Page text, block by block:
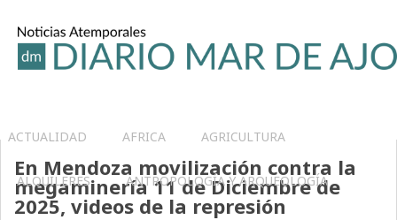
ACTUALIDAD AFRICA AGRICULTURA
ALQUILERES ANTROPOLOGÍA Y ARQUEOLOGÍA
En Mendoza movilización contra la
megaminería 11 de Diciembre de
2025, videos de la represión